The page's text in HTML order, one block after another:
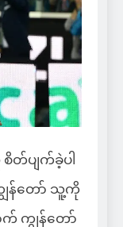
တ်ပျက်ခဲ့ပါ
န်တော် သူ့ကို
က် ကျွန်တော်